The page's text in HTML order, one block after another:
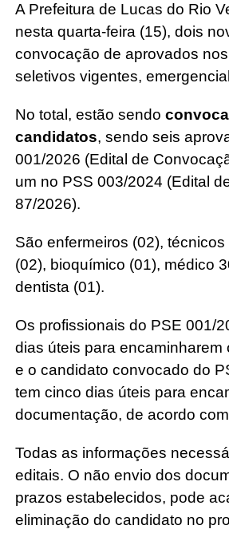
A Prefeitura de Lucas do Rio
nesta quarta-feira (15), dois
convocação de aprovados
seletivos vigentes,
No total, estão sendo
candidatos, sendo seis
001/2026 (Edital de
um no PSS 003/2024 (Edital
87/2026).
São enfermeiros (02),
(02), bioquímico (01), médico
dentista (01).
Os profissionais do PSE 001/
dias úteis para encaminharem
e o candidato convocado do
tem cinco dias úteis para
documentação, de acordo
Todas as informações
editais. O não envio dos
prazos estabelecidos, pode
eliminação do candidato no